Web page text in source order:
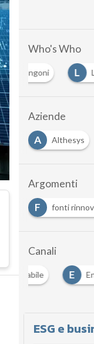
Who's Who
Marangoni L
Aziende
A
Althesys
Argomenti
F
fonti
Canali
rinnovabile E
ESG e